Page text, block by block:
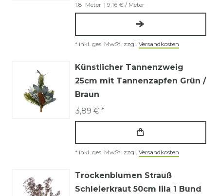
1.8 Meter | 9,16 € / Meter
* inkl. ges. MwSt. zzgl. Versandkosten
Künstlicher Tannenzweig
25cm mit Tannenzapfen Grün /
Braun
3,89 € *
* inkl. ges. MwSt. zzgl. Versandkosten
Trockenblumen Strauß
Schleierkraut 50cm lila 1 Bund